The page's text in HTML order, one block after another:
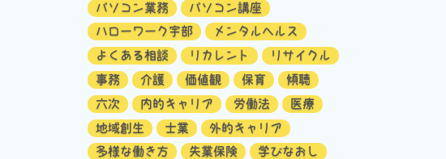
パソコン業務
パソコン講座
ハローワーク宇部
メンタルヘルス
よくある相談
リカレント
リサイクル
事務
介護 価値観 保育
傾聴
六次
内的キャリア 労働法
医療
地域創生
士業
外的キャリア
多様な働き方
失業保険
学びなおし